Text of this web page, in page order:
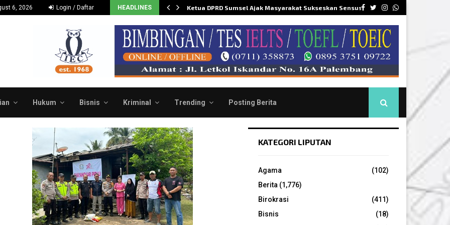
Facebook
Twitter
Instagram
Whatsapp
6, 2026 Login / Daftar HEADLINES
dan Dorong Budidaya… Ketua DPRD Sumsel Ajak Masyarakat Sukseskan Sensus…
Hukum Bisnis Kriminal Trending Posting Berita
KATEGORI LIPUTAN
Agama
(102)
Berita (1,776)
Birokrasi
(411)
Bisnis
(18)